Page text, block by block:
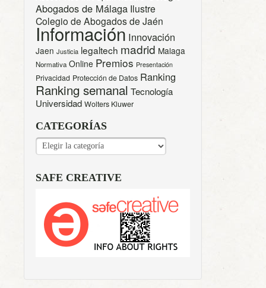
Abogados de Málaga Ilustre
Colegio de Abogados de Jaén
Información Innovación
Jaen Justicia legaltech madrid Malaga
Normativa Online Premios Presentación
Privacidad Protección de Datos Ranking
Ranking semanal Tecnología
Universidad Wolters Kluwer
CATEGORÍAS
CATEGORÍAS
SAFE CREATIVE